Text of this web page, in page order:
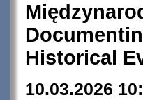
Historical
10.03.2026